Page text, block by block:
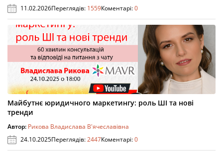
11.02.2026Переглядів: 1559Коментарі:0
Майбутнє юридичного маркетингу: роль ШІ та нові
тренди
Автор: Рикова Владислава В'ячеславівна
24.10.2025Переглядів:2447Коментарі:0